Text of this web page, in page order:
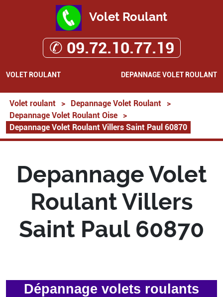
Volet Roulant
✆ 09.72.10.77.19
VOLET ROULANT DEPANNAGE VOLET ROULANT
Volet roulant > Depannage Volet Roulant
>
Depannage Volet Roulant Oise
>
Depannage Volet Roulant Villers Saint Paul 60870
Depannage Volet
Roulant Villers
Saint Paul 60870
Dépannage volets roulants